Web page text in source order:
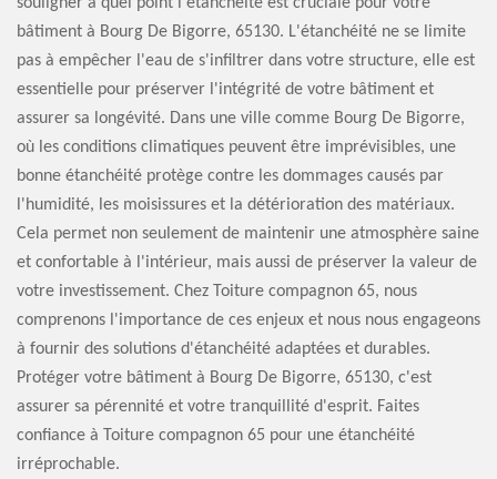
bâtiment à Bourg De Bigorre, 65130. L'étanchéité ne se limite
pas à empêcher l'eau de s'infiltrer dans votre structure, elle est
essentielle pour préserver l'intégrité de votre bâtiment et
assurer sa longévité. Dans une ville comme Bourg De Bigorre,
où les conditions climatiques peuvent être imprévisibles, une
bonne étanchéité protège contre les dommages causés par
l'humidité, les moisissures et la détérioration des matériaux.
Cela permet non seulement de maintenir une atmosphère saine
et confortable à l'intérieur, mais aussi de préserver la valeur de
votre investissement. Chez Toiture compagnon 65, nous
comprenons l'importance de ces enjeux et nous nous engageons
à fournir des solutions d'étanchéité adaptées et durables.
Protéger votre bâtiment à Bourg De Bigorre, 65130, c'est
assurer sa pérennité et votre tranquillité d'esprit. Faites
confiance à Toiture compagnon 65 pour une étanchéité
irréprochable.